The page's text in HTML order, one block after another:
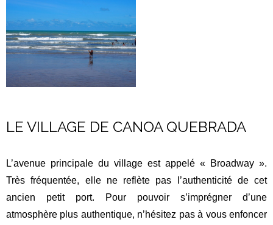
LE VILLAGE DE CANOA QUEBRADA
L’avenue principale du village est appelé « Broadway ».
Très fréquentée, elle ne reflète pas l’authenticité de cet
ancien petit port. Pour pouvoir s’imprégner d’une
atmosphère plus authentique, n’hésitez pas à vous enfoncer